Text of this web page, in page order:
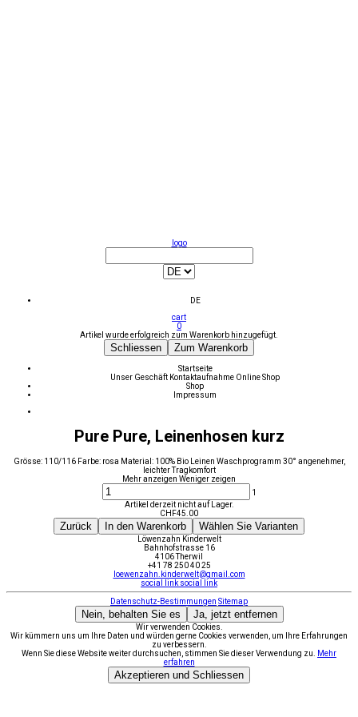
logo
DE
cart
0
Artikel wurde erfolgreich zum Warenkorb hinzugefügt.
Schliessen Zum Warenkorb
Startseite
Unser Geschäft Kontaktaufnahme Online Shop
Shop
Impressum
Pure Pure, Leinenhosen kurz
Grösse: 110/116 Farbe: rosa Material: 100% Bio Leinen Waschprogramm 30° angenehmer,
leichter Tragkomfort
Mehr anzeigen Weniger zeigen
1
Artikel derzeit nicht auf Lager.
CHF45.00
Zurück In den Warenkorb Wählen Sie Varianten
Löwenzahn Kinderwelt
Bahnhofstrasse 16
4106 Therwil
+41 78 250 40 25
loewenzahn.kinderwelt@gmail.com
social link social link
Datenschutz-Bestimmungen Sitemap
Nein, behalten Sie es Ja, jetzt entfernen
Wir verwenden Cookies.
Wir kümmern uns um Ihre Daten und würden gerne Cookies verwenden, um Ihre Erfahrungen
zu verbessern.
Wenn Sie diese Website weiter durchsuchen, stimmen Sie dieser Verwendung zu.
Mehr
erfahren
Akzeptieren und Schliessen